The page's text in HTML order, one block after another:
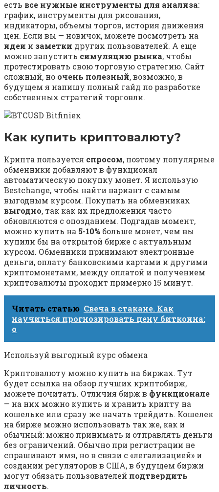
есть все нужные инструменты для анализа:
график, инструменты для рисования,
индикаторы, объемы торгов, история движения
цен. Если вы — новичок, можете посмотреть на
идеи и заметки других пользователей. А еще
можно запустить симуляцию рынка, чтобы
протестировать свою торговую стратегию. Сайт
сложный, но очень полезный, возможно, в
будущем я напишу полный гайд по разработке
собственных стратегий торговли.
Как купить криптовалюту?
Крипта пользуется спросом, поэтому популярные
обменники добавляют в функционал
автоматическую покупку монет. Я использую
Bestchange, чтобы найти вариант с самым
выгодным курсом. Покупать на обменниках
выгодно, так как их предложения часто
обновляются с опозданием. Подгадав момент,
можно купить на 5-10% больше монет, чем вы
купили бы на открытой бирже с актуальным
курсом. Обменники принимают электронные
деньги, оплату банковскими картами и другими
криптомонетами, между оплатой и получением
криптовалюты проходит примерно 15 минут.
Читать статью Свеча в стакане. Как
научиться прогнозировать цену биткоина:
о
Используй выгодный курс обмена
Криптовалюту можно купить на биржах. Тут
будет ссылка на обзор лучших криптобирж,
можете почитать. Отличия бирж в функционале
— на них можно купить и хранить крипту на
кошельке или сразу же начать трейдить. Кошелек
на бирже можно использовать так же, как и
обычный: можно принимать и отправлять деньги
без ограничений. Обычно при регистрации не
спрашивают имя, но в связи с «легализацией» и
создании регуляторов в США, в будущем биржи
могут обязать пользователей подтвердить
личность.